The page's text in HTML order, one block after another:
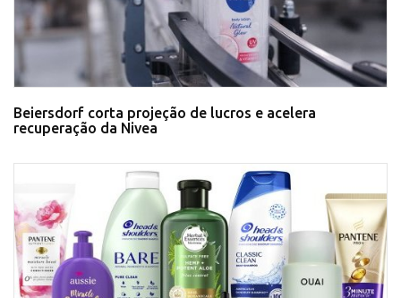
Beiersdorf corta projeção de lucros e acelera
recuperação da Nivea